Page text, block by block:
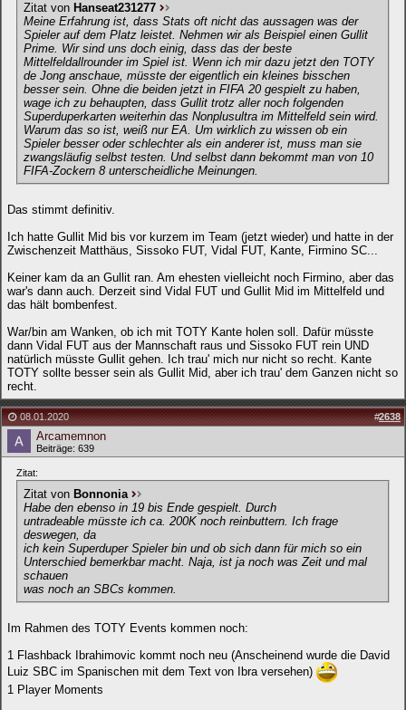
Zitat von Hanseat231277
Meine Erfahrung ist, dass Stats oft nicht das aussagen was der
Spieler auf dem Platz leistet. Nehmen wir als Beispiel einen Gullit
Prime. Wir sind uns doch einig, dass das der beste
Mittelfeldallrounder im Spiel ist. Wenn ich mir dazu jetzt den TOTY
de Jong anschaue, müsste der eigentlich ein kleines bisschen
besser sein. Ohne die beiden jetzt in FIFA 20 gespielt zu haben,
wage ich zu behaupten, dass Gullit trotz aller noch folgenden
Superduperkarten weiterhin das Nonplusultra im Mittelfeld sein wird.
Warum das so ist, weiß nur EA. Um wirklich zu wissen ob ein
Spieler besser oder schlechter als ein anderer ist, muss man sie
zwangsläufig selbst testen. Und selbst dann bekommt man von 10
FIFA-Zockern 8 unterscheidliche Meinungen.
Das stimmt definitiv.
Ich hatte Gullit Mid bis vor kurzem im Team (jetzt wieder) und hatte in der
Zwischenzeit Matthäus, Sissoko FUT, Vidal FUT, Kante, Firmino SC...
Keiner kam da an Gullit ran. Am ehesten vielleicht noch Firmino, aber das
war's dann auch. Derzeit sind Vidal FUT und Gullit Mid im Mittelfeld und
das hält bombenfest.
War/bin am Wanken, ob ich mit TOTY Kante holen soll. Dafür müsste
dann Vidal FUT aus der Mannschaft raus und Sissoko FUT rein UND
natürlich müsste Gullit gehen. Ich trau' mich nur nicht so recht. Kante
TOTY sollte besser sein als Gullit Mid, aber ich trau' dem Ganzen nicht so
recht.
08.01.2020 #2638
Arcamemnon
Beiträge: 639
Zitat:
Zitat von Bonnonia
Habe den ebenso in 19 bis Ende gespielt. Durch
untradeable müsste ich ca. 200K noch reinbuttern. Ich frage
deswegen, da
ich kein Superduper Spieler bin und ob sich dann für mich so ein
Unterschied bemerkbar macht. Naja, ist ja noch was Zeit und mal
schauen
was noch an SBCs kommen.
Im Rahmen des TOTY Events kommen noch:
1 Flashback Ibrahimovic kommt noch neu (Anscheinend wurde die David
Luiz SBC im Spanischen mit dem Text von Ibra versehen)
1 Player Moments